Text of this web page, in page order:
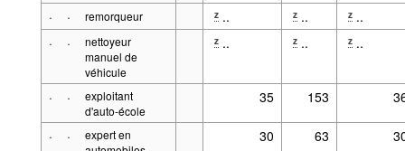
· · remorqueur z .. z .. z ..
· ·
nettoyeur
manuel de
véhicule
z .. z .. z ..
· ·
exploitant
d'auto-école
35 153
· ·
expert en
30 63